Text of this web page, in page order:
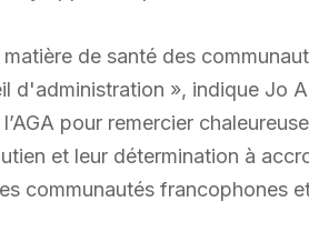
de santé des
d'administration », indique Jo
pour remercier
et leur détermination à
communautés francophones